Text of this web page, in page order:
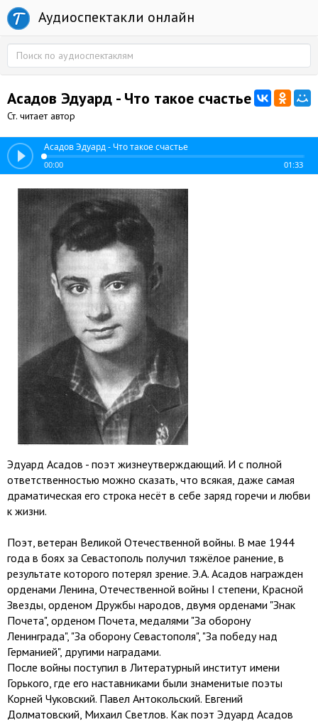
Аудиоспектакли онлайн
Асадов Эдуард - Что такое счастье
Ст. читает автор
Асадов Эдуард - Что такое счастье
00:00 01:33
Эдуард Асадов - поэт жизнеутверждающий. И с полной
ответственностью можно сказать, что всякая, даже самая
драматическая его строка несёт в себе заряд горечи и любви
к жизни.
Поэт, ветеран Великой Отечественной войны. В мае 1944
года в боях за Севастополь получил тяжёлое ранение, в
результате которого потерял зрение. Э.А. Асадов награжден
орденами Ленина, Отечественной войны I степени, Красной
Звезды, орденом Дружбы народов, двумя орденами "Знак
Почета", орденом Почета, медалями "За оборону
Ленинграда", "За оборону Севастополя", "За победу над
Германией", другими наградами.
После войны поступил в Литературный институт имени
Горького, где его наставниками были знаменитые поэты
Корней Чуковский. Павел Антокольский. Евгений
Долматовский, Михаил Светлов. Как поэт Эдуард Асадов